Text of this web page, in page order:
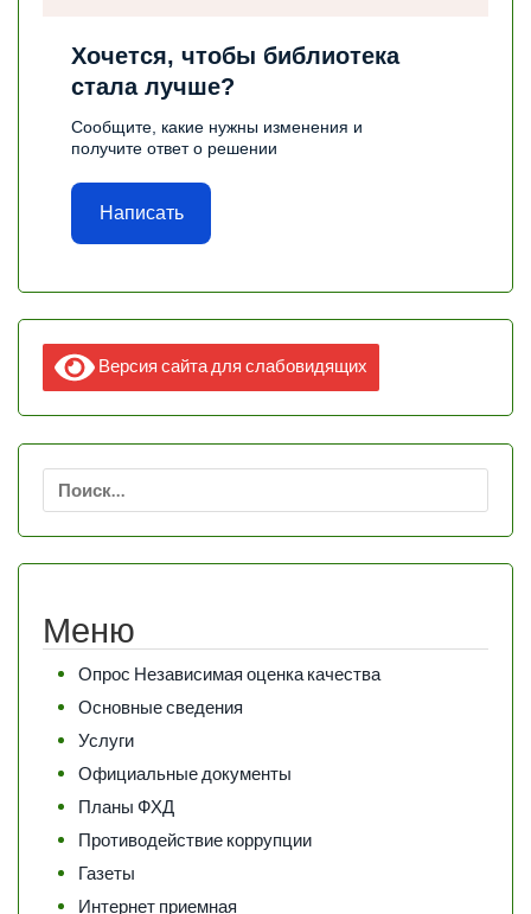
Хочется, чтобы библиотека
стала лучше?
Сообщите, какие нужны изменения и
получите ответ о решении
Написать
Версия сайта для слабовидящих
Меню
Опрос Независимая оценка качества
Основные сведения
Услуги
Официальные документы
Планы ФХД
Противодействие коррупции
Газеты
Интернет приемная